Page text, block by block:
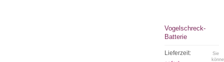
Vogelschreck-
Batterie
Lieferzeit:
Sie